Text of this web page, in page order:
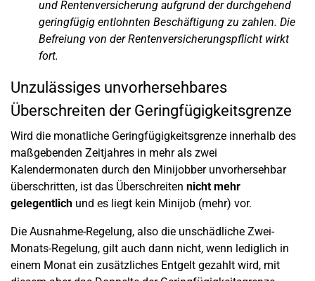
und Rentenversicherung aufgrund der durchgehend
geringfügig entlohnten Beschäftigung zu zahlen. Die
Befreiung von der Rentenversicherungspflicht wirkt
fort.
Unzulässiges unvorhersehbares
Überschreiten der Geringfügigkeitsgrenze
Wird die monatliche Geringfügigkeitsgrenze innerhalb des
maßgebenden Zeitjahres in mehr als zwei
Kalendermonaten durch den Minijobber unvorhersehbar
überschritten, ist das Überschreiten nicht mehr
gelegentlich und es liegt kein Minijob (mehr) vor.
Die Ausnahme-Regelung, also die unschädliche Zwei-
Monats-Regelung, gilt auch dann nicht, wenn lediglich in
einem Monat ein zusätzliches Entgelt gezahlt wird, mit